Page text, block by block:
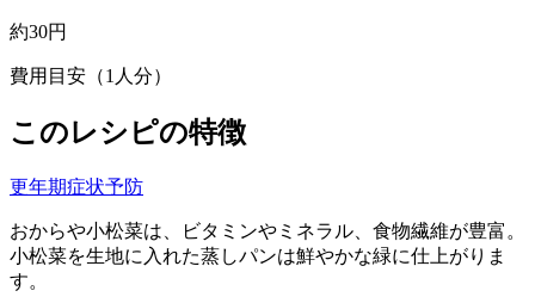
約30円
費用目安（1人分）
このレシピの特徴
更年期症状予防
おからや小松菜は、ビタミンやミネラル、食物繊維が豊富。
小松菜を生地に入れた蒸しパンは鮮やかな緑に仕上がりま
す。